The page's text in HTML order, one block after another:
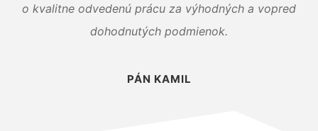
o kvalitne odvedenú prácu za výhodných a vopred
dohodnutých podmienok.
PÁN KAMIL